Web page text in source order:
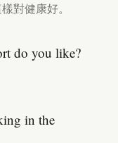
對健康好。
do you like?
in the